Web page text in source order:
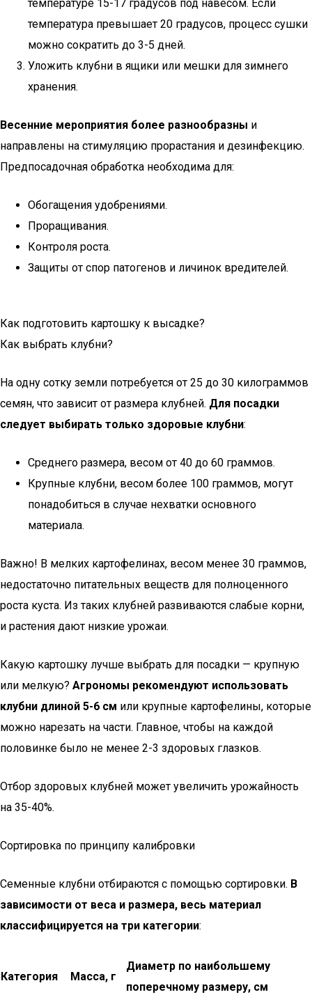
температуре 15-17 градусов под навесом. Если
температура превышает 20 градусов, процесс сушки
можно сократить до 3-5 дней.
Уложить клубни в ящики или мешки для зимнего
хранения.
Весенние мероприятия более разнообразны и
направлены на стимуляцию прорастания и дезинфекцию.
Предпосадочная обработка необходима для:
Обогащения удобрениями.
Проращивания.
Контроля роста.
Защиты от спор патогенов и личинок вредителей.
Как подготовить картошку к высадке?
Как выбрать клубни?
На одну сотку земли потребуется от 25 до 30 килограммов
семян, что зависит от размера клубней. Для посадки
следует выбирать только здоровые клубни:
Среднего размера, весом от 40 до 60 граммов.
Крупные клубни, весом более 100 граммов, могут
понадобиться в случае нехватки основного
материала.
Важно! В мелких картофелинах, весом менее 30 граммов,
недостаточно питательных веществ для полноценного
роста куста. Из таких клубней развиваются слабые корни,
и растения дают низкие урожаи.
Какую картошку лучше выбрать для посадки — крупную
или мелкую? Агрономы рекомендуют использовать
клубни длиной 5-6 см или крупные картофелины, которые
можно нарезать на части. Главное, чтобы на каждой
половинке было не менее 2-3 здоровых глазков.
Отбор здоровых клубней может увеличить урожайность
на 35-40%.
Сортировка по принципу калибровки
Семенные клубни отбираются с помощью сортировки. В
зависимости от веса и размера, весь материал
классифицируется на три категории:
Категория Масса, г
Диаметр по наибольшему
поперечному размеру, см